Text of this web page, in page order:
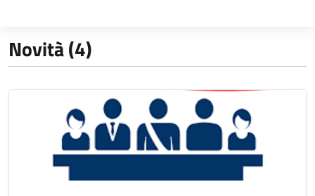
Novità (4)